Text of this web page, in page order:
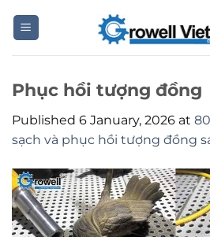
Phục hồi tượng đồng
Published 6 January, 2026 at
sạch và phục hồi tượng đồng